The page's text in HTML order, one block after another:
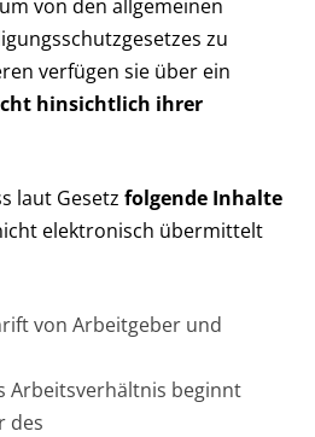
von den allgemeinen
zu
verfügen sie über ein
hinsichtlich ihrer
laut Gesetz folgende Inhalte
elektronisch übermittelt
von Arbeitgeber und
Arbeitsverhältnis beginnt
des